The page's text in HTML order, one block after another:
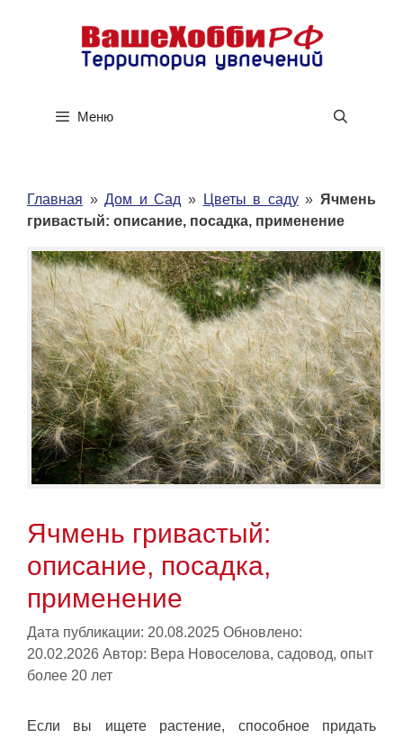
содержимому
Меню
Главная »Дом и Сад » Цветы в саду»Ячмень
гривастый: описание, посадка, применение
Ячмень гривастый:
описание, посадка,
применение
Дата публикации: 20.08.2025 Обновлено:
20.02.2026 Автор: Вера Новоселова, садовод, опыт
более 20 лет
Если вы ищете растение, способное придать